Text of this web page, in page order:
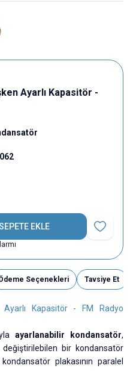
Ayarlı Kapasitör -
EKLE
Favoriye
Seçenekleri Tavsiye Et
Kapasitör - FM Radyo
ayarlanabilir kondansatör,
bir kondansatör
plakasının paralel